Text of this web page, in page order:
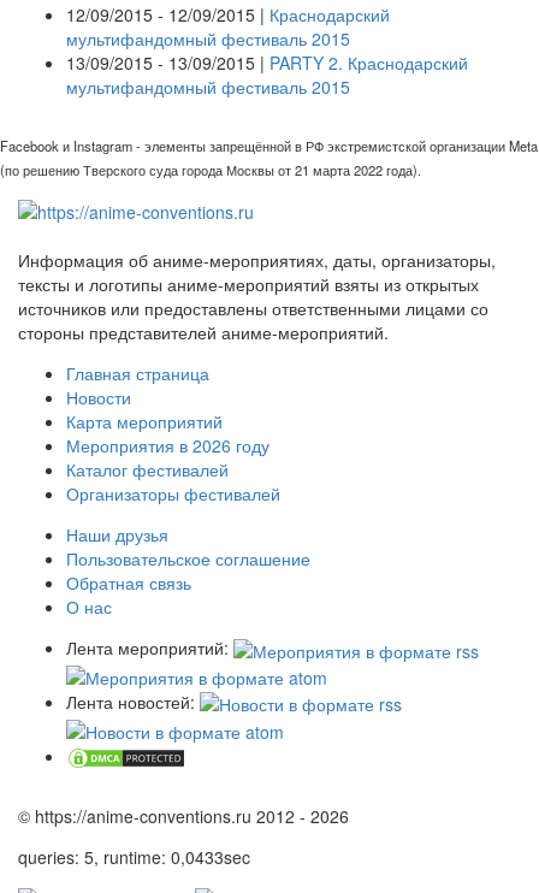
12/09/2015 - 12/09/2015 | Краснодарский
мультифандомный фестиваль 2015
13/09/2015 - 13/09/2015 | PARTY 2. Краснодарский
мультифандомный фестиваль 2015
Facebook и Instagram - элементы запрещённой в РФ экстремистской организации Meta
(по решению Тверского суда города Москвы от 21 марта 2022 года).
Информация об аниме-мероприятиях, даты, организаторы,
тексты и логотипы аниме-мероприятий взяты из открытых
источников или предоставлены ответственными лицами со
стороны представителей аниме-мероприятий.
Главная страница
Новости
Карта мероприятий
Мероприятия в 2026 году
Каталог фестивалей
Организаторы фестивалей
Наши друзья
Пользовательское соглашение
Обратная связь
О нас
Лента мероприятий:
Лента новостей:
© https://anime-conventions.ru 2012 - 2026
queries: 5, runtime: 0,0433sec